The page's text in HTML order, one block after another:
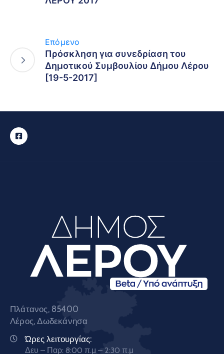
Επόμενο
Πρόσκληση για συνεδρίαση του
Δημοτικού Συμβουλίου Δήμου Λέρου
[19-5-2017]
Πλάτανος, 85400
Λέρος, Δωδεκάνησα
Ώρες λειτουργίας:
Δευ – Παρ: 8:00 π.μ – 2:30 π.μ